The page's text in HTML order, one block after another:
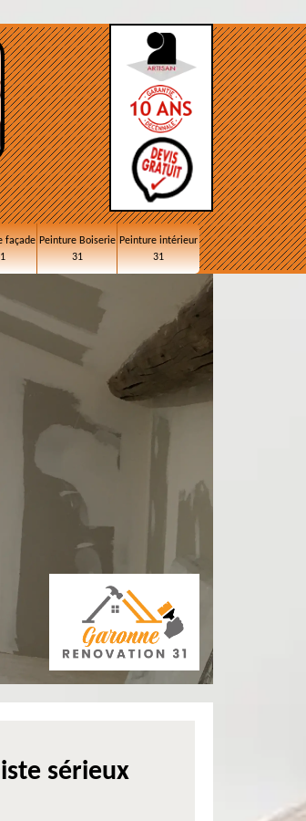
façade Peinture Boiserie
31
Peinture intérieur
31
sérieux